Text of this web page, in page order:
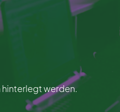
werden.